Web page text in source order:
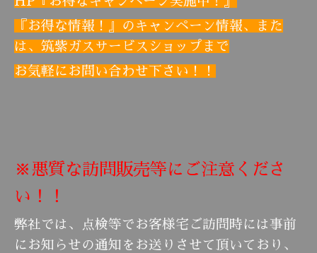
『お得な情報！』の キャンペーン情報、
また
は、筑紫ガスサービスショップまで
お気軽にお問い合わせ下さい！！
※悪質な訪問販売等にご注意くださ
い！！
弊社では、点検等でお客様宅ご訪問時には事前
にお知らせの通知をお送りさせて頂いており、